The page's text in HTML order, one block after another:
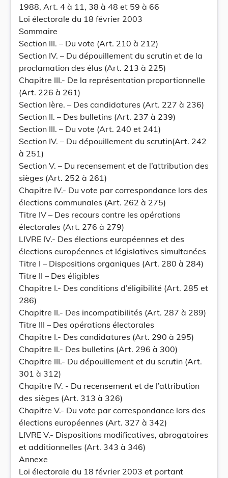
1988, Art. 4 à 11, 38 à 48 et 59 à 66
Loi électorale du 18 février 2003
Sommaire
Section III. – Du vote (Art. 210 à 212)
Section IV. – Du dépouillement du scrutin et de la
proclamation des élus (Art. 213 à 225)
Chapitre III.- De la représentation proportionnelle
(Art. 226 à 261)
Section Ière. – Des candidatures (Art. 227 à 236)
Section II. – Des bulletins (Art. 237 à 239)
Section III. – Du vote (Art. 240 et 241)
Section IV. – Du dépouillement du scrutin(Art. 242
à 251)
Section V. – Du recensement et de l’attribution des
sièges (Art. 252 à 261)
Chapitre IV.- Du vote par correspondance lors des
élections communales (Art. 262 à 275)
Titre IV – Des recours contre les opérations
électorales (Art. 276 à 279)
LIVRE IV.- Des élections européennes et des
élections européennes et législatives simultanées
Titre I – Dispositions organiques (Art. 280 à 284)
Titre II – Des éligibles
Chapitre I.- Des conditions d’éligibilité (Art. 285 et
286)
Chapitre II.- Des incompatibilités (Art. 287 à 289)
Titre III – Des opérations électorales
Chapitre I.- Des candidatures (Art. 290 à 295)
Chapitre II.- Des bulletins (Art. 296 à 300)
Chapitre III.- Du dépouillement et du scrutin (Art.
301 à 312)
Chapitre IV. - Du recensement et de l’attribution
des sièges (Art. 313 à 326)
Chapitre V.- Du vote par correspondance lors des
élections européennes (Art. 327 à 342)
LIVRE V.- Dispositions modificatives, abrogatoires
et additionnelles (Art. 343 à 346)
Annexe
Loi électorale du 18 février 2003 et portant